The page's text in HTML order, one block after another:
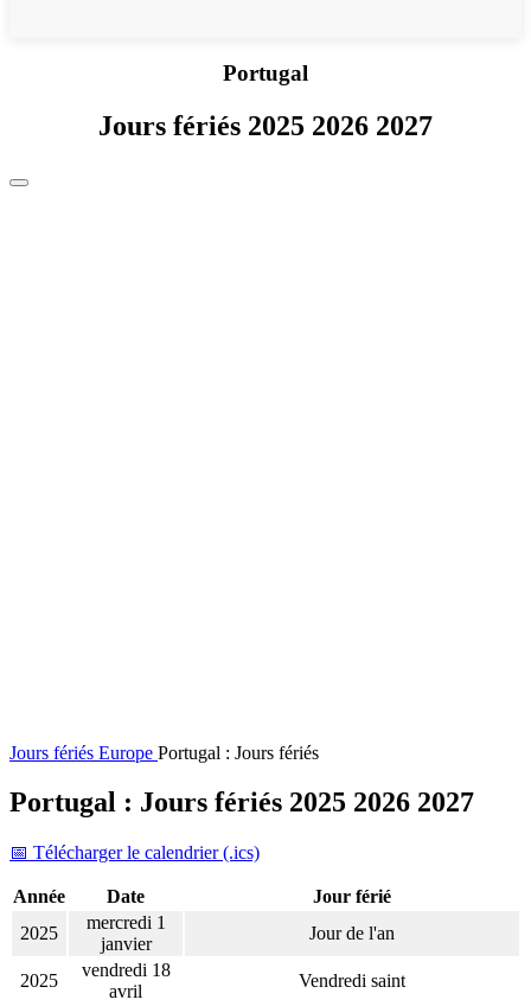
Portugal
Jours fériés 2025 2026 2027
Jours fériés Europe Portugal : Jours fériés
Portugal : Jours fériés 2025 2026 2027
📅 Télécharger le calendrier (.ics)
Année Date
Jour férié
2025
mercredi 1
janvier
Jour de l'an
2025
vendredi 18
avril
Vendredi saint